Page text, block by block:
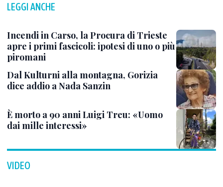
LEGGI ANCHE
Incendi in Carso, la Procura di Trieste
apre i primi fascicoli: ipotesi di uno o più
piromani
Dal Kulturni alla montagna, Gorizia
dice addio a Nada Sanzin
È morto a 90 anni Luigi Treu: «Uomo
dai mille interessi»
VIDEO